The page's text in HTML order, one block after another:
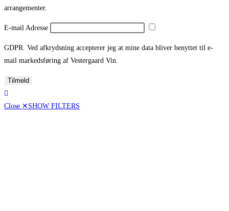
arrangementer.
E-mail Adresse
GDPR. Ved afkrydsning accepterer jeg at mine data bliver benyttet til e-
mail markedsføring af Vestergaard Vin.
Tilmeld
Close ✕ SHOW FILTERS